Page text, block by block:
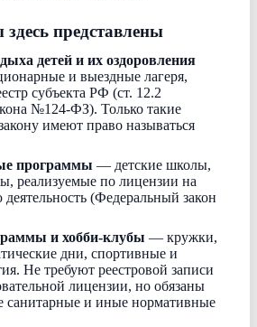
представлены
детей и их оздоровления
и выездные лагеря,
субъекта РФ (ст. 12.2
№124-ФЗ). Только такие
имеют право называться
программы — детские школы,
реализуемые по лицензии на
деятельность (Федеральный закон
и хобби-клубы — кружки,
дни, спортивные и
Не требуют реестровой записи
лицензии, но обязаны
санитарные и иные нормативные